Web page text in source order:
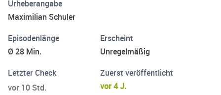
Urheberangabe
Maximilian Schuler
Episodenlänge
Ø 28 Min.
Erscheint
Unregelmäßig
Letzter Check
vor 10 Std.
Zuerst veröffentlicht
vor 4 J.